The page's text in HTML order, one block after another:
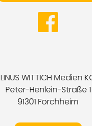
LINUS WITTICH Medien
Peter-Henlein-Straße 1
91301 Forchheim